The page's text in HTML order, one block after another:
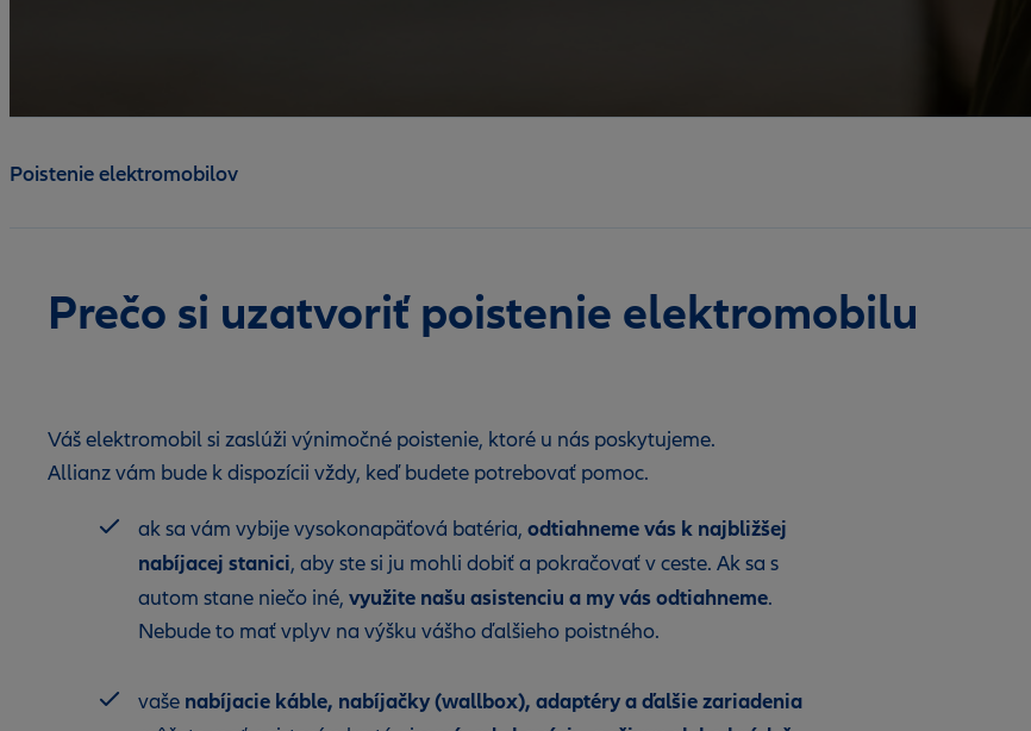
Poistenie elektromobilov
Prečo si uzatvoriť poistenie elektromobilu
Váš elektromobil si zaslúži výnimočné poistenie, ktoré u nás poskytujeme.
Allianz vám bude k dispozícii vždy, keď budete potrebovať pomoc.
ak sa vám vybije vysokonapäťová batéria, odtiahneme vás k najbližšej
nabíjacej stanici, aby ste si ju mohli dobiť a pokračovať v ceste. Ak sa s
autom stane niečo iné, využite našu asistenciu a my vás odtiahneme.
Nebude to mať vplyv na výšku vášho ďalšieho poistného.
vaše nabíjacie káble, nabíjačky (wallbox), adaptéry a ďalšie zariadenia